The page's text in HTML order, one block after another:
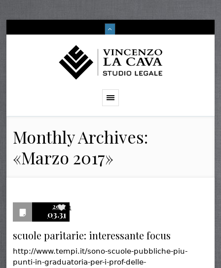
Monthly Archives:
«Marzo 2017»
2017
03.31
1
scuole paritarie: interessante focus
http://www.tempi.it/sono-scuole-pubbliche-piu-
punti-in-graduatoria-per-i-prof-delle-